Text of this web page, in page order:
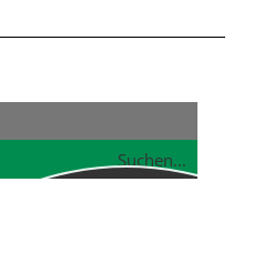
Suchen...